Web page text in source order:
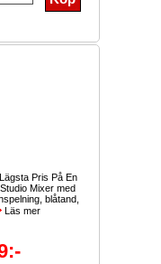
Pris På En
Mixer med
blåtand,
Läs mer